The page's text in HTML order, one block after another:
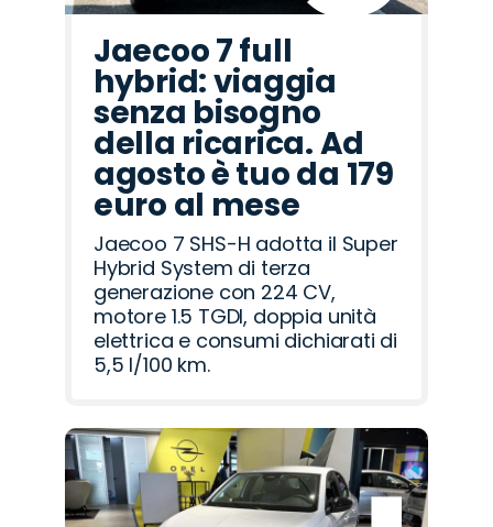
Jaecoo 7 full
hybrid: viaggia
senza bisogno
della ricarica. Ad
agosto è tuo da 179
euro al mese
Jaecoo 7 SHS-H adotta il Super
Hybrid System di terza
generazione con 224 CV,
motore 1.5 TGDI, doppia unità
elettrica e consumi dichiarati di
5,5 l/100 km.